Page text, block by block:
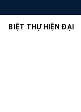
BIỆT THỰ HIỆN ĐẠI